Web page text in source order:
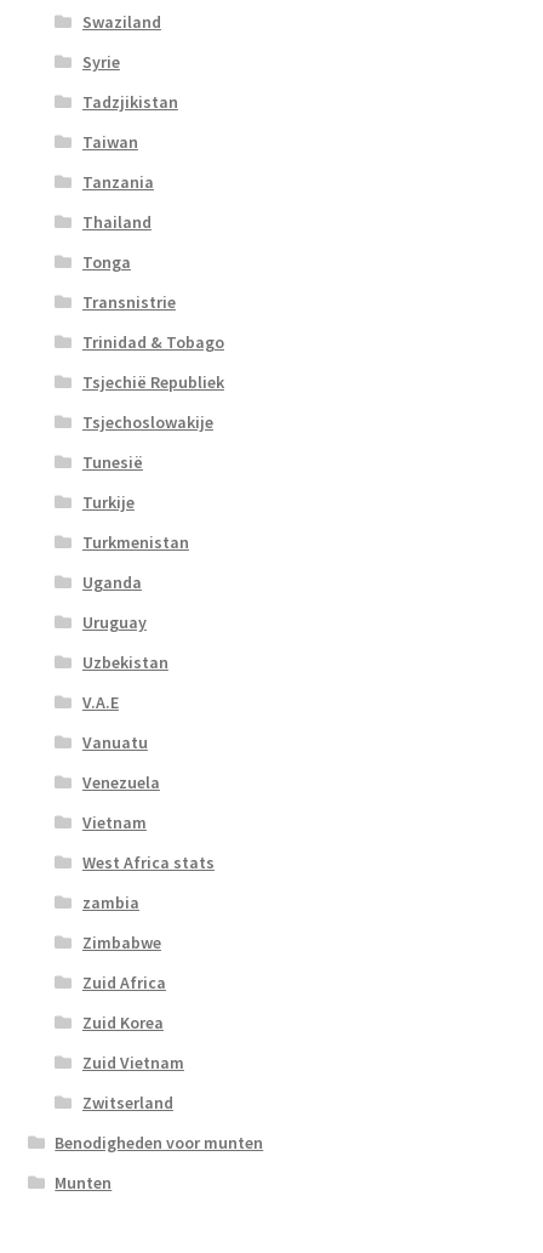
Swaziland
Syrie
Tadzjikistan
Taiwan
Tanzania
Thailand
Tonga
Transnistrie
Trinidad & Tobago
Tsjechië Republiek
Tsjechoslowakije
Tunesië
Turkije
Turkmenistan
Uganda
Uruguay
Uzbekistan
V.A.E
Vanuatu
Venezuela
Vietnam
West Africa stats
zambia
Zimbabwe
Zuid Africa
Zuid Korea
Zuid Vietnam
Zwitserland
Benodigheden voor munten
Munten